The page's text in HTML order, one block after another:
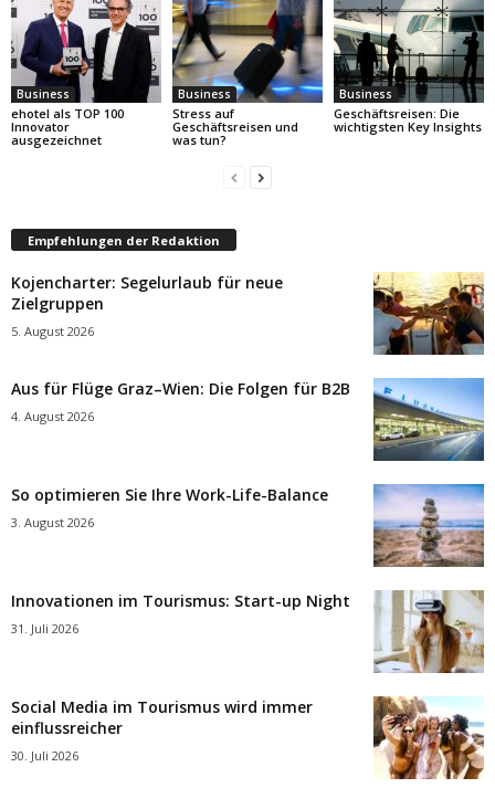
Business
ehotel als TOP 100
Innovator
ausgezeichnet
Business
Stress auf
Geschäftsreisen und
was tun?
Business
Geschäftsreisen: Die
wichtigsten Key Insights
Empfehlungen der Redaktion
Kojencharter: Segelurlaub für neue
Zielgruppen
5. August 2026
Aus für Flüge Graz–Wien: Die Folgen für B2B
4. August 2026
So optimieren Sie Ihre Work-Life-Balance
3. August 2026
Innovationen im Tourismus: Start-up Night
31. Juli 2026
Social Media im Tourismus wird immer
einflussreicher
30. Juli 2026